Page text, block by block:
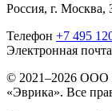
Россия, г. Москва,
Телефон +7 495
Электронная почта
© 2021–2026 ООО
«Эврика». Все